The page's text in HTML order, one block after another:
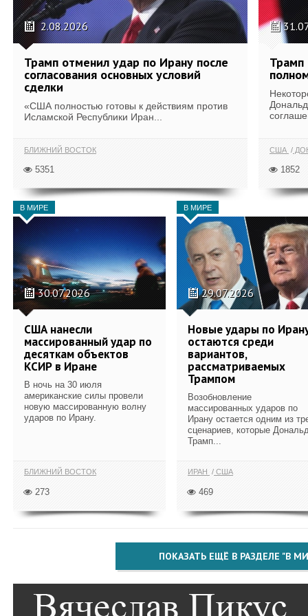
2.08.2026
Трамп отменил удар по Ирану после
согласования основных условий
сделки
«США полностью готовы к действиям против
Исламской Республики Иран...
БЛИЖНИЙ ВОСТОК
5351
Трамп
США
1852
В МИРЕ
30.07.2026
США нанесли
массированный удар по
десяткам объектов
КСИР в Иране
В ночь на 30 июля
американские силы провели
новую массированную волну
ударов по Ирану.
БЛИЖНИЙ ВОСТОК
273
В МИРЕ
29.07.2026
Новые удары по
остаются среди
вариантов,
рассматриваемых
Трампом
Возобновление
массированных ударов по
Ирану остается одним из
сценариев, которые
Трамп...
ИРАН США
469
ПОКАЗАТЬ ЕЩЁ В РАЗДЕЛЕ "В